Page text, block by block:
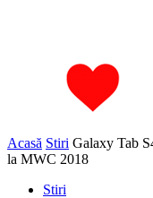
Acasă Stiri Galaxy Tab
la MWC 2018
Stiri